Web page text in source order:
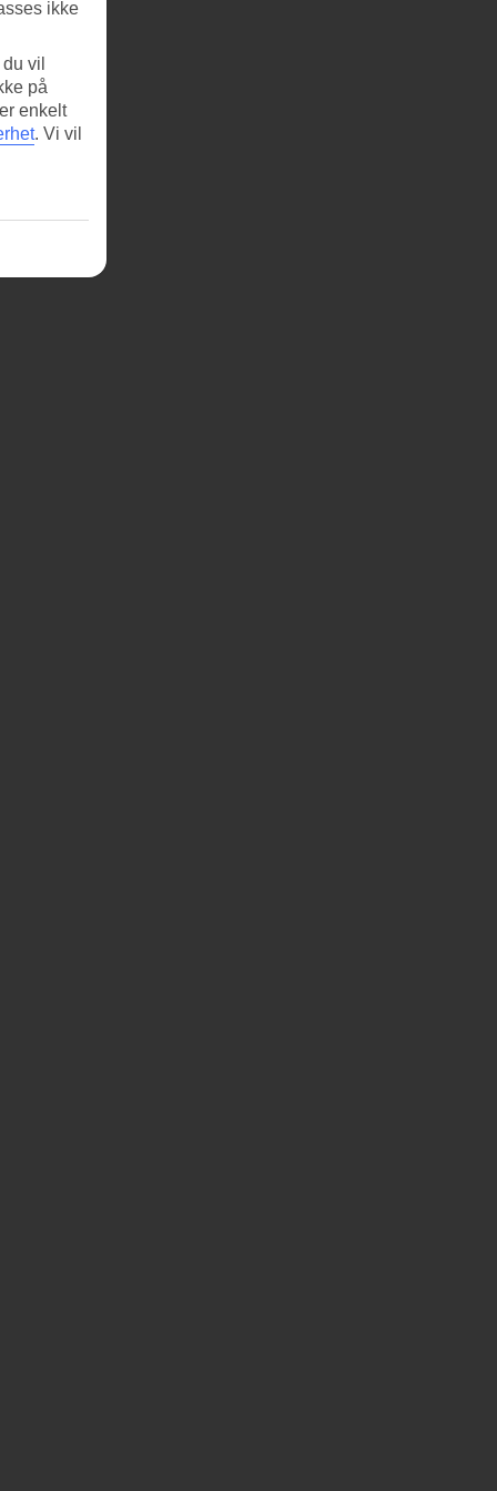
ikke
vil
på
enkelt
. Vi vil